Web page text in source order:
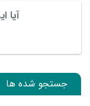
آیا
جستجو شده ها